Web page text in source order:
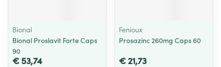
Bional
Bional Proslavit Forte Caps
90
€ 53,74
Fenioux
Prosazinc 260mg Caps 60
€ 21,73